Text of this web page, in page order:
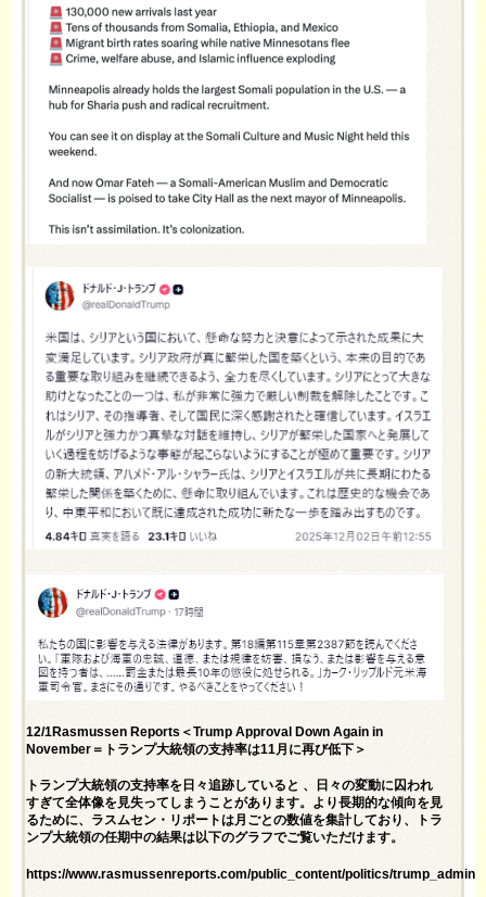
12/1Rasmussen Reports＜Trump Approval Down Again in
November＝トランプ大統領の支持率は11月に再び低下＞
トランプ大統領の支持率を日々追跡していると 、日々の変動に囚われ
すぎて全体像を見失ってしまうことがあります。より長期的な傾向を見
るために、ラスムセン・リポートは月ごとの数値を集計しており、トラ
ンプ大統領の任期中の結果は以下のグラフでご覧いただけます。
https://www.rasmussenreports.com/public_content/politics/